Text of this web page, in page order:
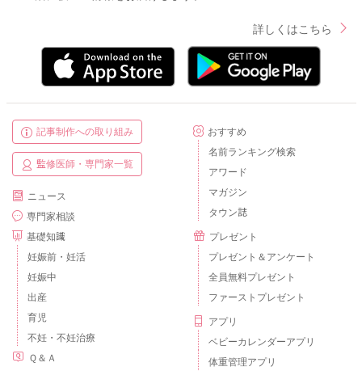
詳しくはこちら
記事制作への取り組み
監修医師・専門家一覧
ニュース
専門家相談
基礎知識
妊娠前・妊活
妊娠中
出産
育児
不妊・不妊治療
Ｑ＆Ａ
おすすめ
名前ランキング検索
アワード
マガジン
タウン誌
プレゼント
プレゼント＆アンケート
全員無料プレゼント
ファーストプレゼント
アプリ
ベビーカレンダーアプリ
体重管理アプリ